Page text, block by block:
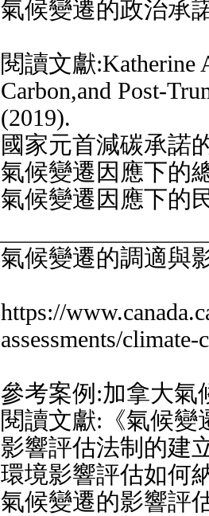
氣候變遷的政治承
閱讀文獻:Katherine
Carbon,and Post-
(2019).
國家元首減碳承諾
氣候變遷因應下的
氣候變遷因應下的
氣候變遷的調適與
https://
assessments/climate-
參考案例:加拿大氣
閱讀文獻:《氣候變
影響評估法制的建
環境影響評估如何
氣候變遷的影響評